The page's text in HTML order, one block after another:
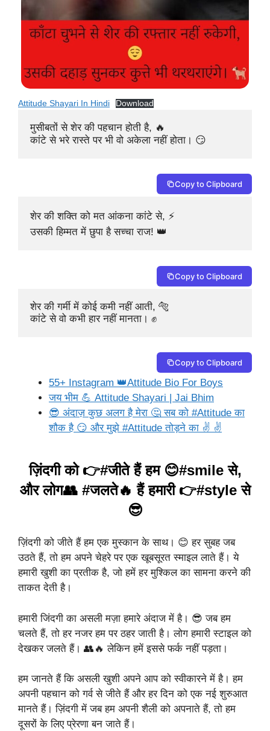
Attitude Shayari In Hindi Download
मुसीबतों से शेर की पहचान होती है, 🔥
कांटे से भरे रास्ते पर भी वो अकेला नहीं होता। 😏
Copy to Clipboard
शेर की शक्ति को मत आंकना कांटे से, ⚡
उसकी हिम्मत में छुपा है सच्चा राज! 👑
Copy to Clipboard
शेर की गर्मी में कोई कमी नहीं आती, 🐅
कांटे से वो कभी हार नहीं मानता। ✊
Copy to Clipboard
55+ Instagram 👑Attitude Bio For Boys
जय भीम 💪 Attitude Shayari | Jai Bhim
😎 अंदाज़ कुछ अलग है मेरा 🤔 सब को #Attitude का
शौक है 😏 और मुझे #Attitude तोड़ने का ✌ ✌
ज़िंदगी को 👉#जीते हैं हम 😊#smile से,
और लोग👥 #जलते🔥 हैं हमारी 👉#style से
😎
ज़िंदगी को जीते हैं हम एक मुस्कान के साथ। 😊 हर सुबह जब
उठते हैं, तो हम अपने चेहरे पर एक खूबसूरत स्माइल लाते हैं। ये
हमारी खुशी का प्रतीक है, जो हमें हर मुश्किल का सामना करने की
ताकत देती है।
हमारी जिंदगी का असली मज़ा हमारे अंदाज में है। 😎 जब हम
चलते हैं, तो हर नजर हम पर ठहर जाती है। लोग हमारी स्टाइल को
देखकर जलते हैं। 👥🔥 लेकिन हमें इससे फर्क नहीं पड़ता।
हम जानते हैं कि असली खुशी अपने आप को स्वीकारने में है। हम
अपनी पहचान को गर्व से जीते हैं और हर दिन को एक नई शुरुआत
मानते हैं। ज़िंदगी में जब हम अपनी शैली को अपनाते हैं, तो हम
दूसरों के लिए प्रेरणा बन जाते हैं।